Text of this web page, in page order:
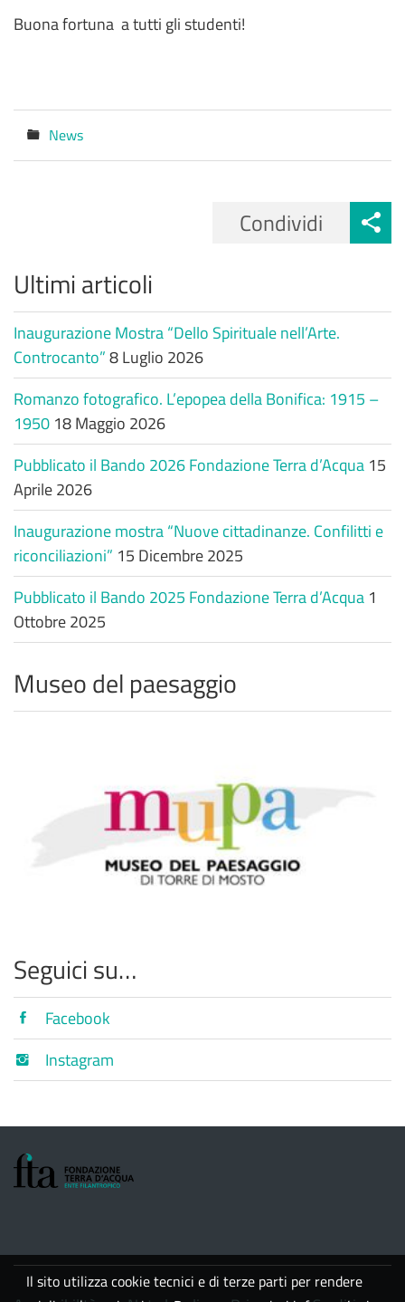
Buona fortuna a tutti gli studenti!
Categorie
News
Condividi
Ultimi articoli
Inaugurazione Mostra “Dello Spirituale nell’Arte.
Controcanto”8 Luglio 2026
Romanzo fotografico. L’epopea della Bonifica: 1915 –
1950 18 Maggio 2026
Pubblicato il Bando 2026 Fondazione Terra d’Acqua 15
Aprile 2026
Inaugurazione mostra “Nuove cittadinanze. Confilitti e
riconciliazioni” 15 Dicembre 2025
Pubblicato il Bando 2025 Fondazione Terra d’Acqua 1
Ottobre 2025
Museo del paesaggio
Seguici su…
Facebook
Instagram
Il sito utilizza cookie tecnici e di terze parti per rendere